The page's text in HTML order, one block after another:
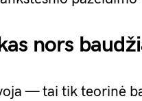
nors
— tai tik teorinė